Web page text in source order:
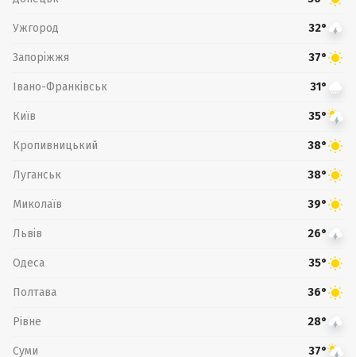
Ужгород 32°
Запоріжжя 37°
Івано-Франківськ 31°
Київ 35°
Кропивницький 38°
Луганськ 38°
Миколаїв 39°
Львів 26°
Одеса 35°
Полтава 36°
Рівне 28°
Суми 37°